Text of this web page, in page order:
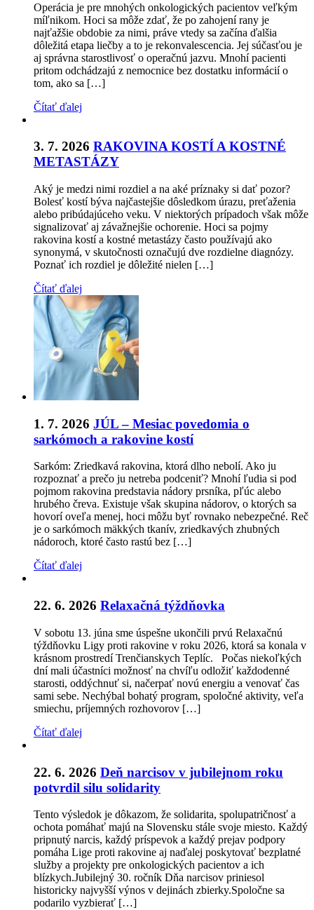
Operácia je pre mnohých onkologických pacientov veľkým
míľnikom. Hoci sa môže zdať, že po zahojení rany je
najťažšie obdobie za nimi, práve vtedy sa začína ďalšia
dôležitá etapa liečby a to je rekonvalescencia. Jej súčasťou je
aj správna starostlivosť o operačnú jazvu. Mnohí pacienti
pritom odchádzajú z nemocnice bez dostatku informácií o
tom, ako sa […]
Čítať ďalej
3. 7. 2026 RAKOVINA KOSTÍ A KOSTNÉ
METASTÁZY
Aký je medzi nimi rozdiel a na aké príznaky si dať pozor?
Bolesť kostí býva najčastejšie dôsledkom úrazu, preťaženia
alebo pribúdajúceho veku. V niektorých prípadoch však môže
signalizovať aj závažnejšie ochorenie. Hoci sa pojmy
rakovina kostí a kostné metastázy často používajú ako
synonymá, v skutočnosti označujú dve rozdielne diagnózy.
Poznať ich rozdiel je dôležité nielen […]
Čítať ďalej
1. 7. 2026 JÚL – Mesiac povedomia o
sarkómoch a rakovine kostí
Sarkóm: Zriedkavá rakovina, ktorá dlho nebolí. Ako ju
rozpoznať a prečo ju netreba podceniť? Mnohí ľudia si pod
pojmom rakovina predstavia nádory prsníka, pľúc alebo
hrubého čreva. Existuje však skupina nádorov, o ktorých sa
hovorí oveľa menej, hoci môžu byť rovnako nebezpečné. Reč
je o sarkómoch mäkkých tkanív, zriedkavých zhubných
nádoroch, ktoré často rastú bez […]
Čítať ďalej
22. 6. 2026 Relaxačná týždňovka
V sobotu 13. júna sme úspešne ukončili prvú Relaxačnú
týždňovku Ligy proti rakovine v roku 2026, ktorá sa konala v
krásnom prostredí Trenčianskych Teplíc. Počas niekoľkých
dní mali účastníci možnosť na chvíľu odložiť každodenné
starosti, oddýchnuť si, načerpať novú energiu a venovať čas
sami sebe. Nechýbal bohatý program, spoločné aktivity, veľa
smiechu, príjemných rozhovorov […]
Čítať ďalej
22. 6. 2026 Deň narcisov v jubilejnom roku
potvrdil silu solidarity
Tento výsledok je dôkazom, že solidarita, spolupatričnosť a
ochota pomáhať majú na Slovensku stále svoje miesto. Každý
pripnutý narcis, každý príspevok a každý prejav podpory
pomáha Lige proti rakovine aj naďalej poskytovať bezplatné
služby a projekty pre onkologických pacientov a ich
blízkych.Jubilejný 30. ročník Dňa narcisov priniesol
historicky najvyšší výnos v dejinách zbierky.Spoločne sa
podarilo vyzbierať […]